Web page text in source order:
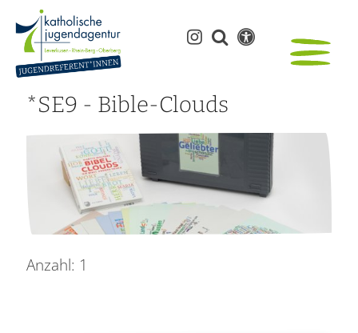
*SE9 - Bible-Clouds
Anzahl: 1